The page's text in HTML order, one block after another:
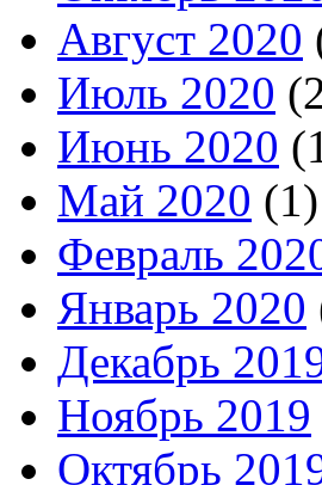
Август 2020
Июль 2020
Июнь 2020
Май 2020 (1)
Февраль
Январь 2020
Декабрь
Ноябрь 2019
Октябрь